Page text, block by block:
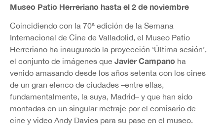
Museo Patio Herreriano hasta el 2 de noviembre
Coincidiendo con la 70ª edición de la Semana
Internacional de Cine de Valladolid, el Museo Patio
Herreriano ha inaugurado la proyección ‘Última sesión’,
el conjunto de imágenes que Javier Campano ha
venido amasando desde los años setenta con los cines
de un gran elenco de ciudades –entre ellas,
fundamentalmente, la suya, Madrid– y que han sido
montadas en un singular metraje por el comisario de
cine y video Andy Davies para su pase en el museo.